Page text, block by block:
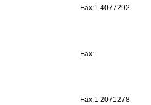
Fax:1 4077292
Fax:
Fax:1 2071278